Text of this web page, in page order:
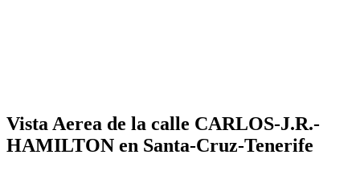
Vista Aerea de la calle CARLOS-J.R.-
HAMILTON en Santa-Cruz-Tenerife